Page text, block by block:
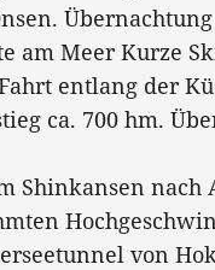
am Meer Kurze
entlang der
ca. 700 hm.
Shinkansen nach
von